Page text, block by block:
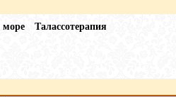
Талассотерапия